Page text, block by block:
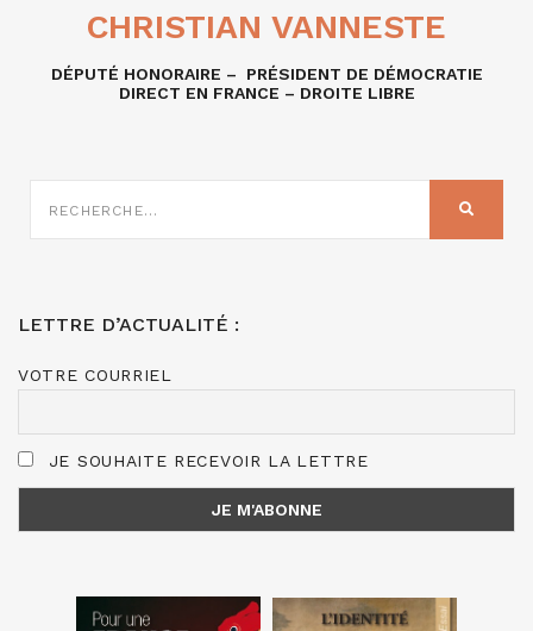
CHRISTIAN VANNESTE
DÉPUTÉ HONORAIRE – PRÉSIDENT DE DÉMOCRATIE
DIRECT EN FRANCE – DROITE LIBRE
SUR
LETTRE D’ACTUALITÉ :
VOTRE COURRIEL
JE SOUHAITE RECEVOIR LA LETTRE